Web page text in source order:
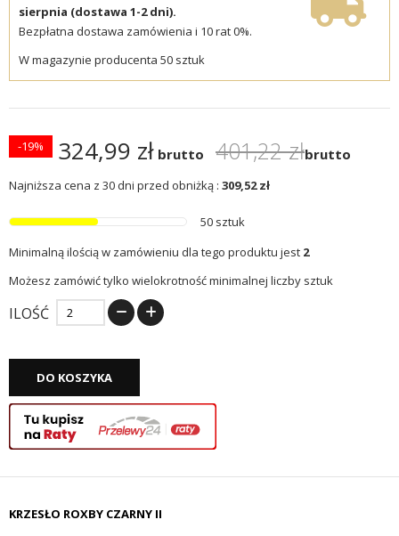
sierpnia (dostawa 1-2 dni).
Bezpłatna dostawa zamówienia i 10 rat 0%.
W magazynie producenta 50 sztuk
324,99 zł brutto 401,22 złbrutto
-19%
Najniższa cena z 30 dni przed obniżką : 309,52 zł
50 sztuk
Minimalną ilością w zamówieniu dla tego produktu jest 2
Możesz zamówić tylko wielokrotność minimalnej liczby sztuk
ILOŚĆ
DO KOSZYKA
KRZESŁO ROXBY CZARNY II